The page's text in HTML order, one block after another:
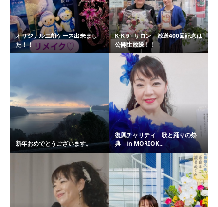
オリジナル二胡ケース出来まし
た！！
K-K９○サロン 放送400回記念は
公開生放送！！
新年おめでとうございます。
復興チャリティ 歌と踊りの祭
典 in MORIOK...